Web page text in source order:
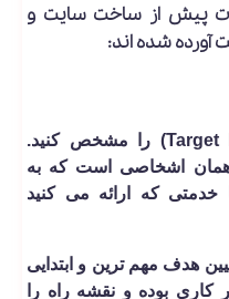
پیش از ساخت سایت و
شده ­اند:
مخاطبان هدفتان (Target Market) را مشخص کنید.
اشخاصی است که به
خدمتی که ارائه می کنید
هدف مهم ترین و ابتدایی
بوده و نقشه راه را